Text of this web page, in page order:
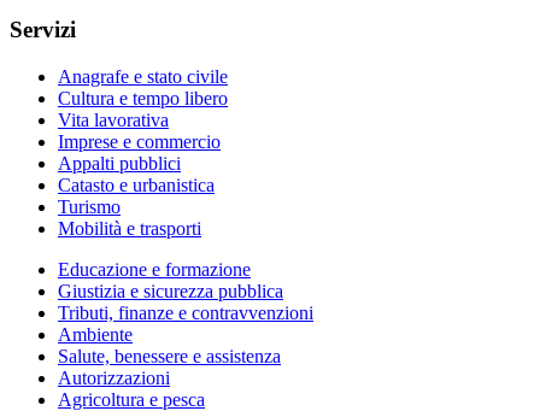
Servizi
Anagrafe e stato civile
Cultura e tempo libero
Vita lavorativa
Imprese e commercio
Appalti pubblici
Catasto e urbanistica
Turismo
Mobilità e trasporti
Educazione e formazione
Giustizia e sicurezza pubblica
Tributi, finanze e contravvenzioni
Ambiente
Salute, benessere e assistenza
Autorizzazioni
Agricoltura e pesca